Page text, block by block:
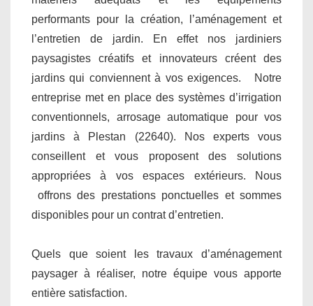
performants pour la création, l’aménagement et
l’entretien de jardin. En effet nos jardiniers
paysagistes créatifs et innovateurs créent des
jardins qui conviennent à vos exigences. Notre
entreprise met en place des systèmes d’irrigation
conventionnels, arrosage automatique pour vos
jardins à Plestan (22640). Nos experts vous
conseillent et vous proposent des solutions
appropriées à vos espaces extérieurs. Nous
offrons des prestations ponctuelles et sommes
disponibles pour un contrat d’entretien.
Quels que soient les travaux d’aménagement
paysager à réaliser, notre équipe vous apporte
entière satisfaction.